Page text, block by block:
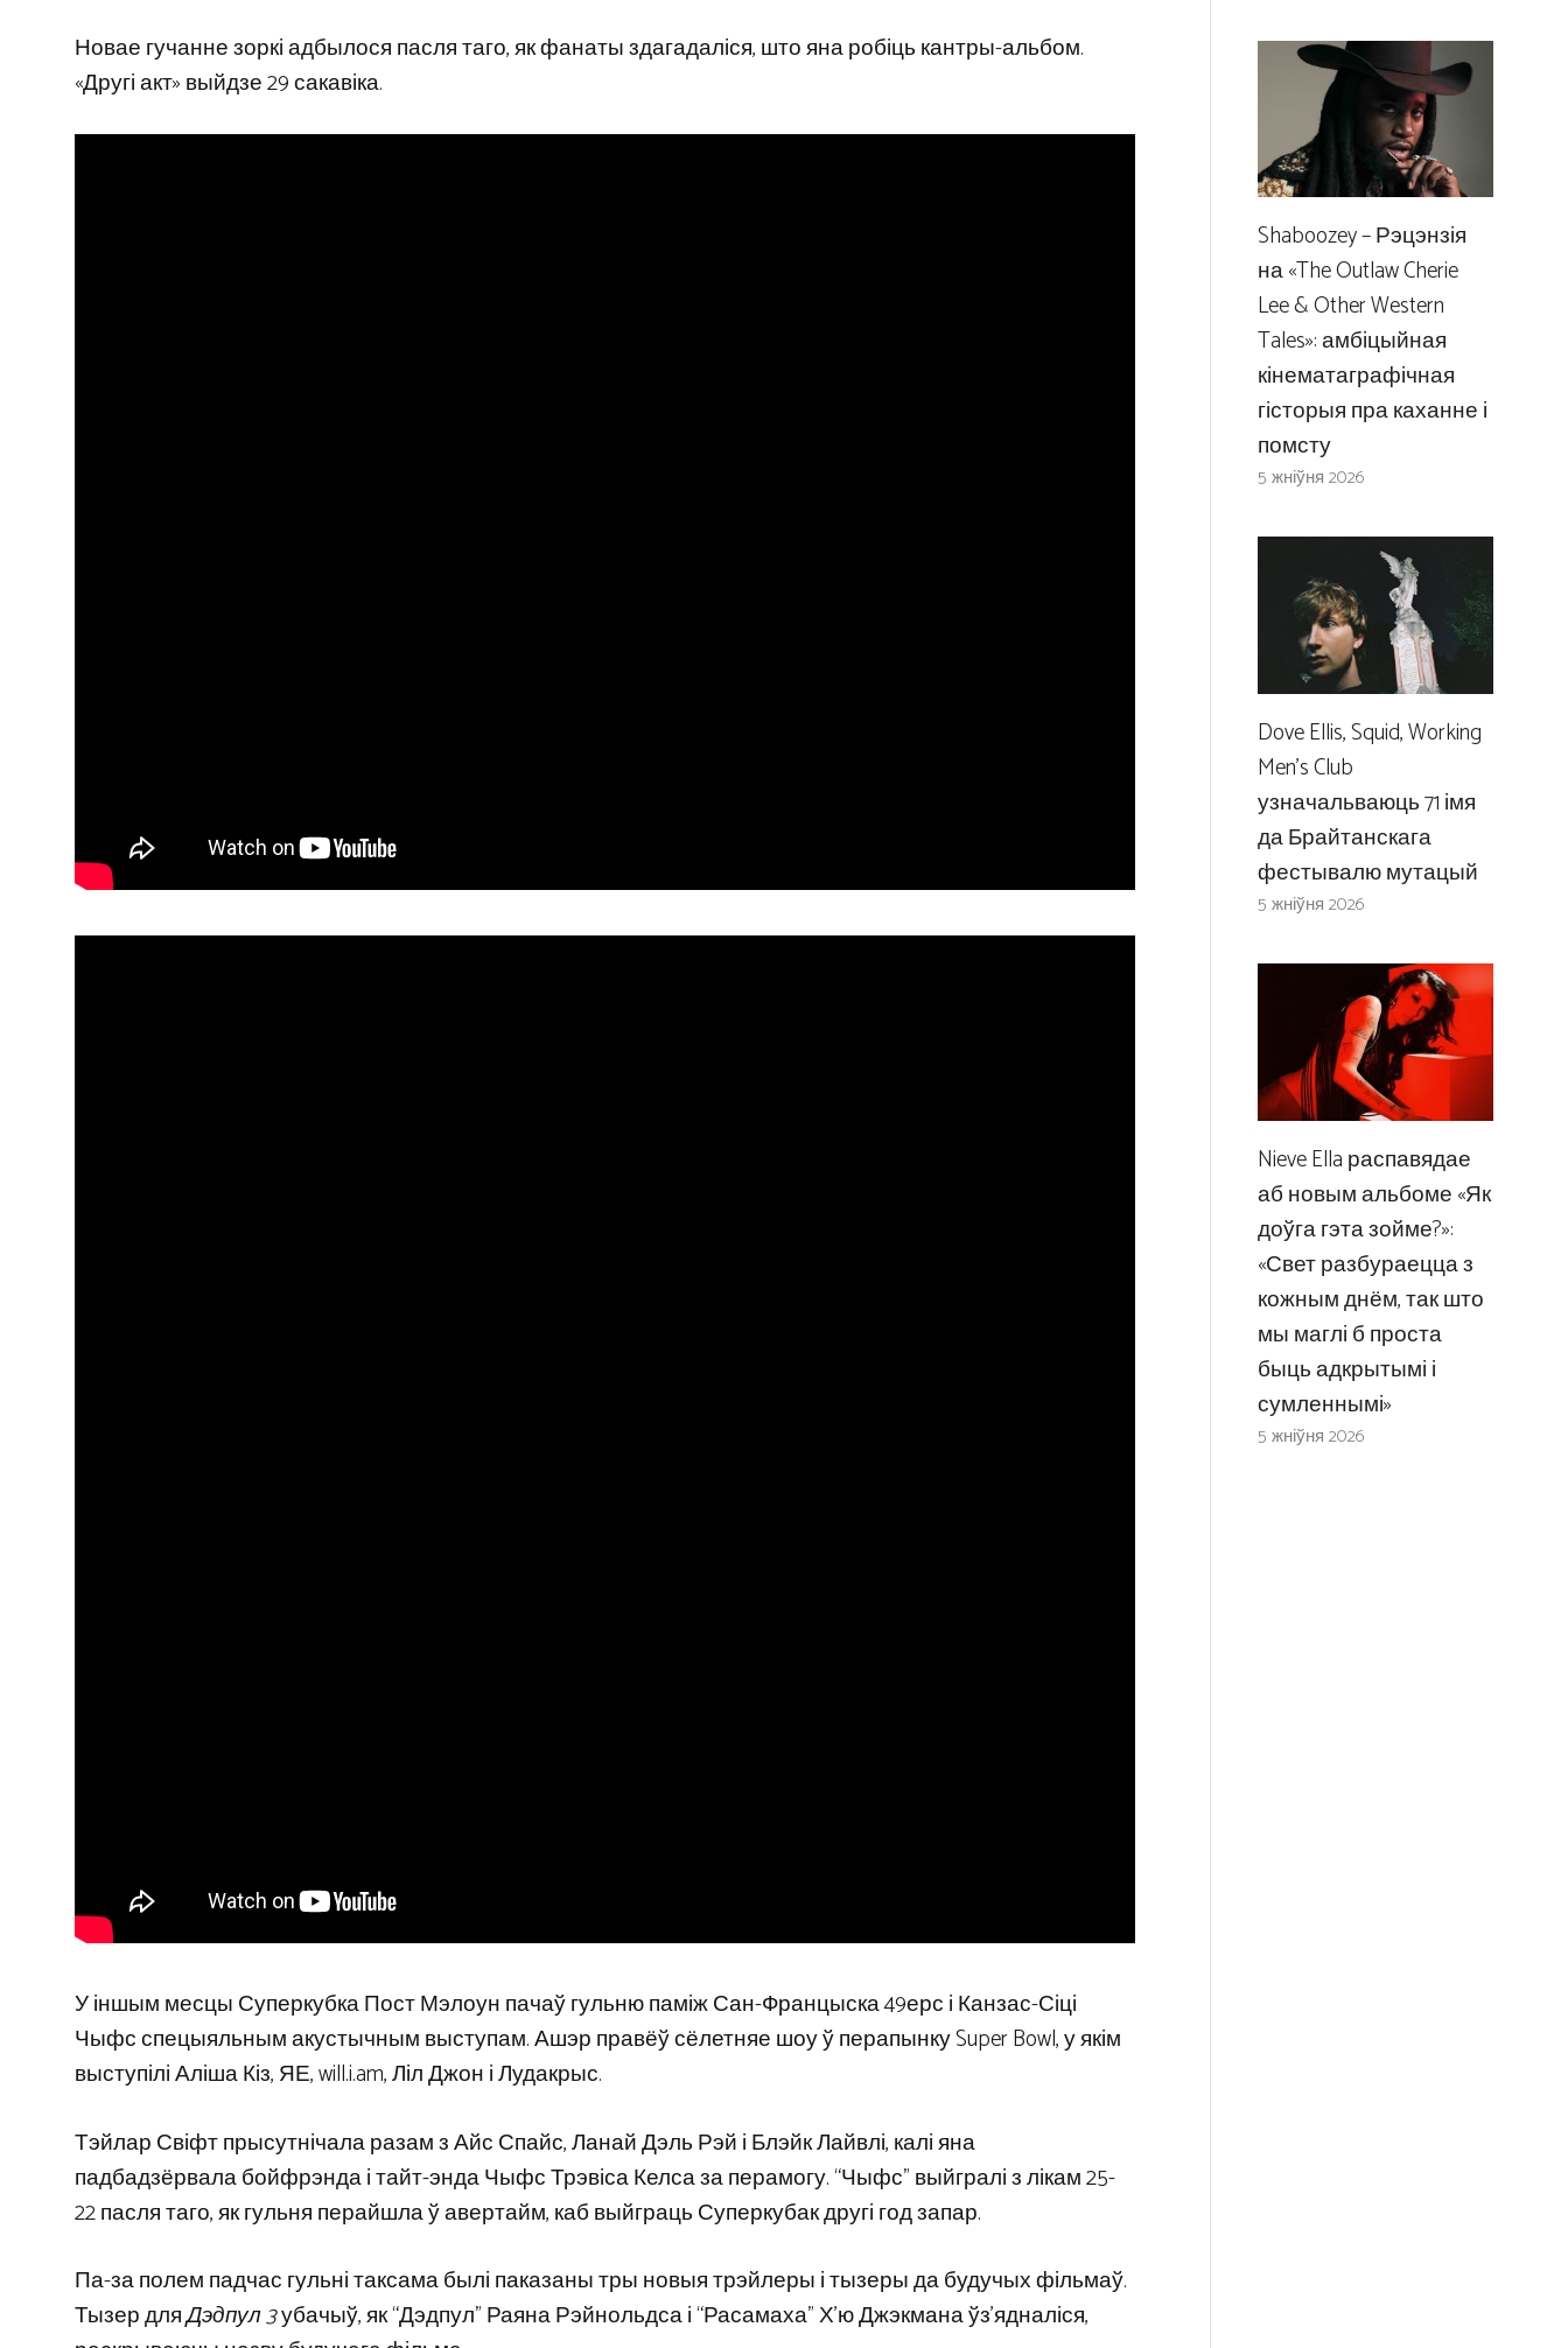
Новае гучанне зоркі адбылося пасля таго, як фанаты здагадаліся, што яна робіць кантры-альбом.
«Другі акт» выйдзе 29 сакавіка.
У іншым месцы Суперкубка Пост Мэлоун пачаў гульню паміж Сан-Францыска 49ерс і Канзас-Сіці
Чыфс спецыяльным акустычным выступам. Ашэр правёў сёлетняе шоу ў перапынку Super Bowl, у якім
выступілі Аліша Кіз, ЯЕ, will.i.am, Ліл Джон і Лудакрыс.
Тэйлар Свіфт прысутнічала разам з Айс Спайс, Ланай Дэль Рэй і Блэйк Лайвлі, калі яна
падбадзёрвала бойфрэнда і тайт-энда Чыфс Трэвіса Келса за перамогу. “Чыфс” выйгралі з лікам 25-
22 пасля таго, як гульня перайшла ў авертайм, каб выйграць Суперкубак другі год запар.
Па-за полем падчас гульні таксама былі паказаны тры новыя трэйлеры і тызеры да будучых фільмаў.
Тызер дляДэдпул 3убачыў, як “Дэдпул” Раяна Рэйнольдса і “Расамаха” Х’ю Джэкмана ўз’ядналіся,
Shaboozey – Рэцэнзія
на «The Outlaw Cherie
Lee & Other Western
Tales»: амбіцыйная
кінематаграфічная
гісторыя пра каханне і
помсту
5 жніўня 2026
Dove Ellis, Squid, Working
Men’s Club
узначальваюць 71 імя
да Брайтанскага
фестывалю мутацый
5 жніўня 2026
Nieve Ella распавядае
аб новым альбоме «Як
доўга гэта зойме?»:
«Свет разбураецца з
кожным днём, так што
мы маглі б проста
быць адкрытымі і
сумленнымі»
5 жніўня 2026